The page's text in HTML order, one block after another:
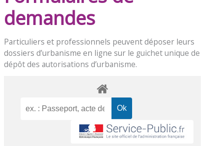
demandes
Particuliers et professionnels peuvent déposer leurs
dossiers d’urbanisme en ligne sur le guichet unique de
dépôt des autorisations d’urbanisme.